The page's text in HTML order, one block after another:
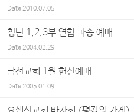
Date2010.07.05
청년 1,2,3부 연합 파송 예배
Date2004.02.29
남선교회 1월 헌신예배
Date2005.01.09